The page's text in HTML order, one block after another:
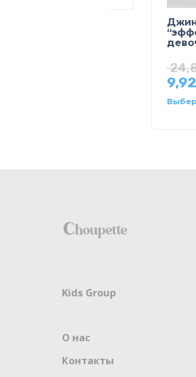
Kids Group
О нас
Контакты